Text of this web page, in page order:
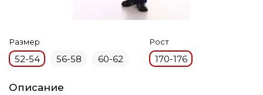
Размер
52-54 56-58 60-62
Рост
170-176
Описание